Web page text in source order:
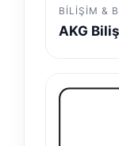
BILIŞIM &
AKG